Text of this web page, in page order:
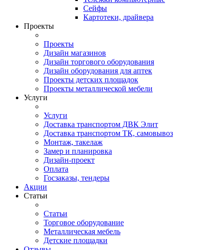
Сейфы
Картотеки, драйвера
Проекты
Проекты
Дизайн магазинов
Дизайн торгового оборудования
Дизайн оборудования для аптек
Проекты детских площадок
Проекты металлической мебели
Услуги
Услуги
Доставка транспортом ДВК Элит
Доставка транспортом ТК, самовывоз
Монтаж, такелаж
Замер и планировка
Дизайн-проект
Оплата
Госзаказы, тендеры
Акции
Статьи
Статьи
Торговое оборудование
Металлическая мебель
Детские площадки